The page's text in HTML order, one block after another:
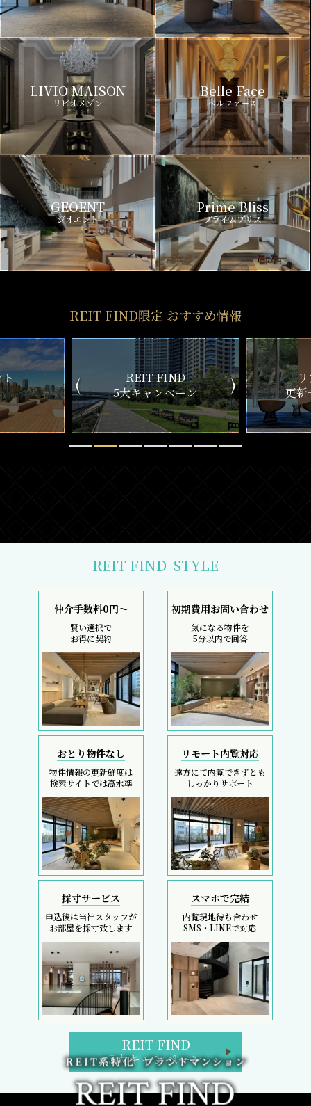
LIVIO MAISON
リビオメゾン
Belle Face
ベルファース
GEOENT
ジオエント
Prime Bliss
プライムブリス
REIT FIND限定 おすすめ情報
ン
リアルタイム
更新一覧チェック
新
REIT FIND STYLE
仲介手数料0円～
賢い選択で
お得に契約
初期費用お問い合わせ
気になる物件を
5分以内で回答
おとり物件なし
物件情報の更新鮮度は
検索サイトでは高水準
リモート内覧対応
遠方にて内覧できずとも
しっかりサポート
採寸サービス
申込後は当社スタッフが
お部屋を採寸致します
スマホで完結
内覧現地待ち合わせ
SMS・LINEで対応
REIT FIND
5大キャンペーン